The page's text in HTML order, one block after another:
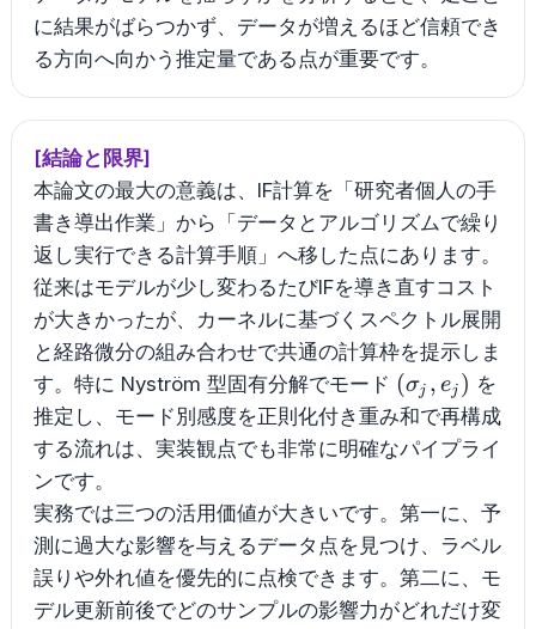
に結果がばらつかず、データが増えるほど信頼でき
る方向へ向かう推定量である点が重要です。
[結論と限界]
本論文の最大の意義は、IF計算を「研究者個人の手
書き導出作業」から「データとアルゴリズムで繰り
返し実行できる計算手順」へ移した点にあります。
従来はモデルが少し変わるたびIFを導き直すコスト
が大きかったが、カーネルに基づくスペクトル展開
と経路微分の組み合わせで共通の計算枠を提示しま
す。特に Nyström 型固有分解でモード (σj , ej ) を
推定し、モード別感度を正則化付き重み和で再構成
する流れは、実装観点でも非常に明確なパイプライ
ンです。
実務では三つの活用価値が大きいです。第一に、予
測に過大な影響を与えるデータ点を見つけ、ラベル
誤りや外れ値を優先的に点検できます。第二に、モ
デル更新前後でどのサンプルの影響力がどれだけ変